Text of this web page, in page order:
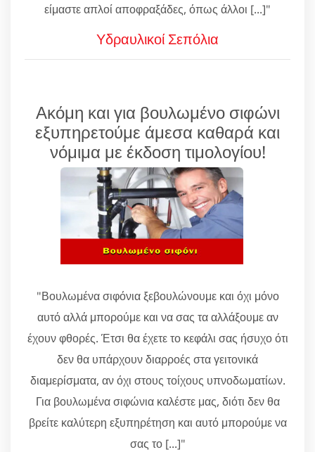
είμαστε απλοί αποφραξάδες, όπως άλλοι [...]"
Υδραυλικοί Σεπόλια
Ακόμη και για βουλωμένο σιφώνι
εξυπηρετούμε άμεσα καθαρά και
νόμιμα με έκδοση τιμολογίου!
"Βουλωμένα σιφόνια ξεβουλώνουμε και όχι μόνο
αυτό αλλά μπορούμε και να σας τα αλλάξουμε αν
έχουν φθορές. Έτσι θα έχετε το κεφάλι σας ήσυχο ότι
δεν θα υπάρχουν διαρροές στα γειτονικά
διαμερίσματα, αν όχι στους τοίχους υπνοδωματίων.
Για βουλωμένα σιφώνια καλέστε μας, διότι δεν θα
βρείτε καλύτερη εξυπηρέτηση και αυτό μπορούμε να
σας το [...]"